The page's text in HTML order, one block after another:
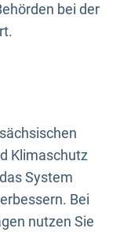
bei der
Klimaschutz
System
Bei
nutzen Sie